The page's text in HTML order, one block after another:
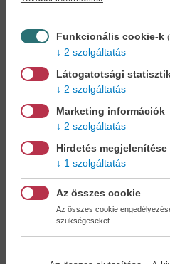
könyvet - tumultus
Kedvezmények,
bónuszok- tegye
Ön is!
Alegelőnyösebb
Önnek semmiféle
Funkcionális cookie-k
2 szolgáltatás
Látogatotsági
2 szolgáltatás
Marketing információk
2 szolgáltatás
Hirdetés megjelenítése
1 szolgáltatás
Az összes cookie
Az összes cookie
szükségeseket.